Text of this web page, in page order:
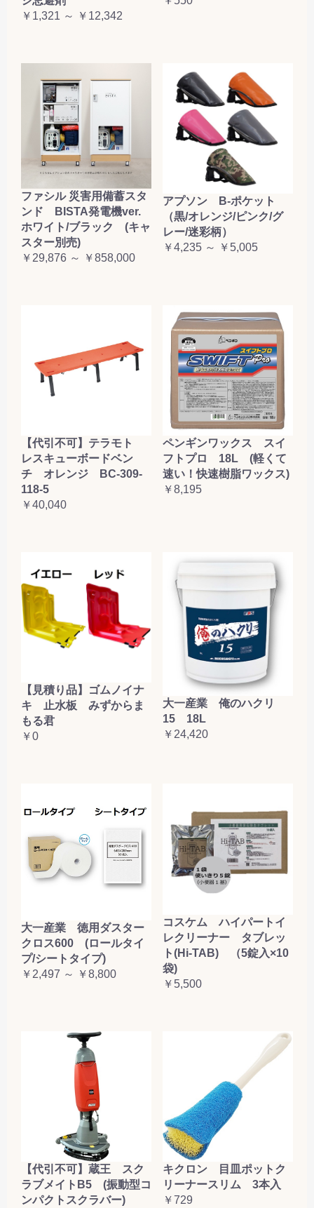
￥1,321 ～ ￥12,342
ファシル 災害用備蓄スタ
ンド BISTA発電機ver.
ホワイト/ブラック (キャ
スター別売)
￥29,876 ～ ￥858,000
アプソン B-ポケット
（黒/オレンジ/ピンク/グ
レー/迷彩柄）
￥4,235 ～ ￥5,005
【代引不可】テラモト
レスキューボードベン
チ オレンジ BC-309-
118-5
￥40,040
ペンギンワックス スイ
フトプロ 18L (軽くて
速い！快速樹脂ワックス)
￥8,195
【見積り品】ゴムノイナ
キ 止水板 みずからま
もる君
￥0
大一産業 俺のハクリ
15 18L
￥24,420
大一産業 徳用ダスター
クロス600 (ロールタイ
プ/シートタイプ)
￥2,497 ～ ￥8,800
コスケム ハイパートイ
レクリーナー タブレッ
ト(Hi-TAB) （5錠入×10
袋)
￥5,500
【代引不可】蔵王 スク
ラブメイトB5 (振動型コ
ンパクトスクラバー)
キクロン 目皿ポットク
リーナースリム 3本入
￥729